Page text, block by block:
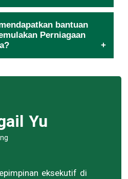
bantuan
Perniagaan
Yu
eksekutif di